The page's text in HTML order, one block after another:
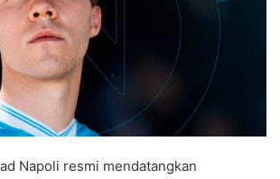
Napoli resmi mendatangkan